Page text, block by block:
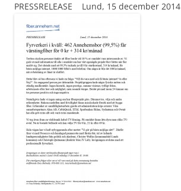
PRESSRELEASE Lund, 15 december 2014